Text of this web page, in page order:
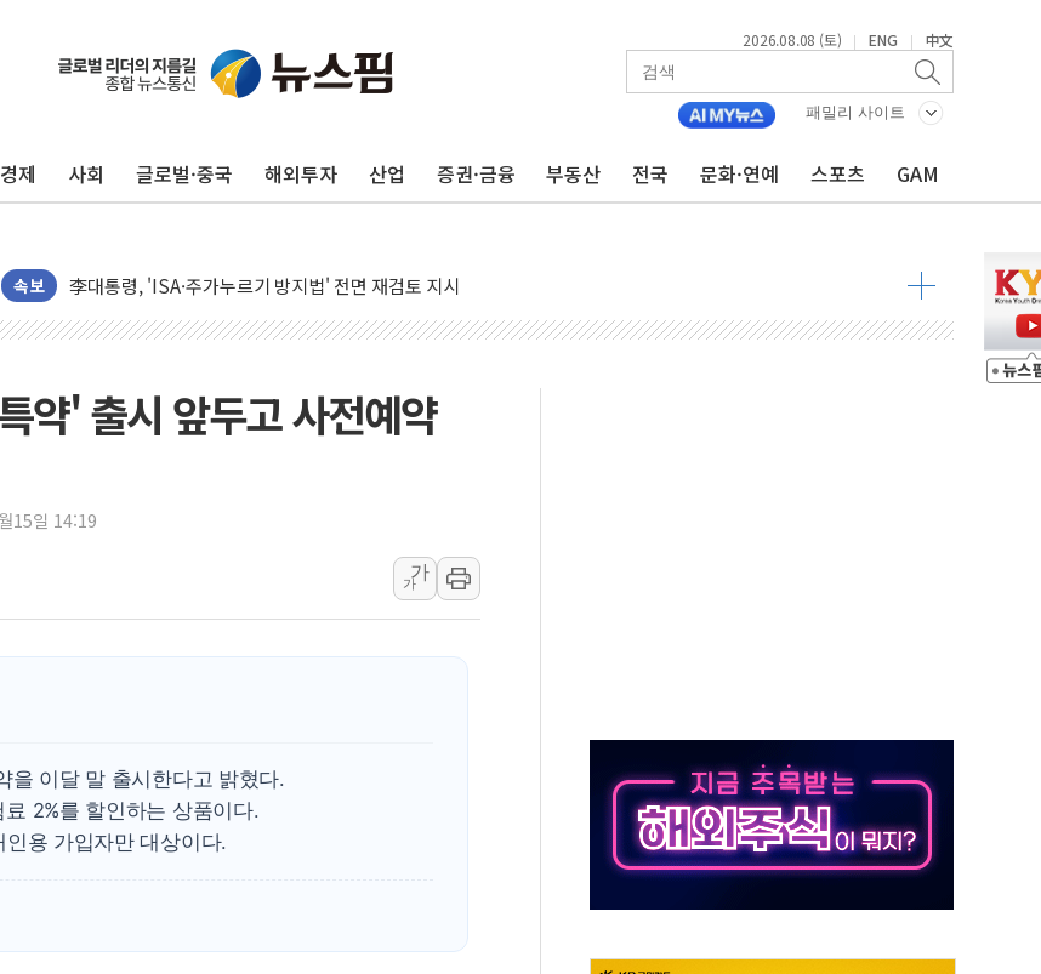
2026.08.08 (토) | ENG | 中文
패밀리 사이트
경제 사회 글로벌·중국 해외투자 산업 증권·금융 부동산 전국 문화·연예 스포츠 GAM
속보
청양 밭에서 일하던 90대 숨져…온열질환 여부 조사
폭염에 車 운전면허 기능시험 오전 집중 편성…체감온도 38도 넘으면 중단
'호우 특보' 경북 울진 시간당 20~30mm 강한 비...가뭄 해소될 듯
주말 무더위·열대야 지속…내륙 곳곳 소나기
충북 주말 무더위 지속…청주·진천 35도, 곳곳 소나기
10월 보완수사권 폐지·공소청 출범…피해자들 '범죄 사각지대' 우려
트럼프, 쿡 연준 이사 해임 재추진…"26일까지 의혹 소명" 요구
유럽증시, 美 고용 예상 밖 부진에 연준 금리 인상 가능성 낮아지며 상승… STOXX 600 지수는 나흘 연속 최고치
이란 핵심 원유 수출항 '하르그섬', 최근 1주일 이상 '올스톱'… 美 해상봉쇄 영향
美 고용 쇼크에 엔화 장중 급등…시장은 "또 개입했나" 촉각
약' 출시 앞두고 사전예약
15일 14:19
가
가
을 이달 말 출시한다고 밝혔다.
2%를 할인하는 상품이다.
용 가입자만 대상이다.